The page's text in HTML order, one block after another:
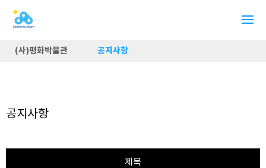
(사)평화박물관 공지사항
공지사항
제목